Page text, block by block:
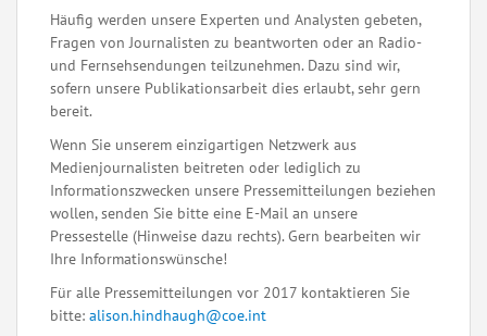
Häufig werden unsere Experten und Analysten gebeten,
Fragen von Journalisten zu beantworten oder an Radio-
und Fernsehsendungen teilzunehmen. Dazu sind wir,
sofern unsere Publikationsarbeit dies erlaubt, sehr gern
bereit.
Wenn Sie unserem einzigartigen Netzwerk aus
Medienjournalisten beitreten oder lediglich zu
Informationszwecken unsere Pressemitteilungen beziehen
wollen, senden Sie bitte eine E-Mail an unsere
Pressestelle (Hinweise dazu rechts). Gern bearbeiten wir
Ihre Informationswünsche!
Für alle Pressemitteilungen vor 2017 kontaktieren Sie
bitte: alison.hindhaugh@coe.int